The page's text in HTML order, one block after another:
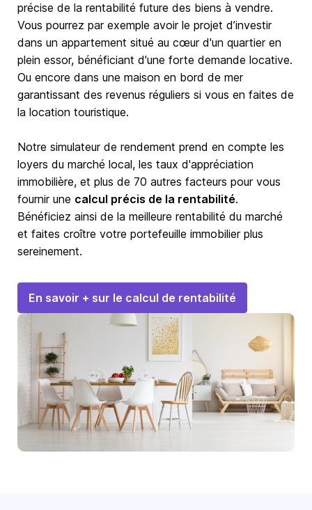
précise de la rentabilité future des biens à vendre.
Vous pourrez par exemple avoir le projet d’investir
dans un appartement situé au cœur d'un quartier en
plein essor, bénéficiant d'une forte demande locative.
Ou encore dans une maison en bord de mer
garantissant des revenus réguliers si vous en faites de
la location touristique.
Notre simulateur de rendement prend en compte les
loyers du marché local, les taux d'appréciation
immobilière, et plus de 70 autres facteurs pour vous
fournir une calcul précis de la rentabilité.
Bénéficiez ainsi de la meilleure rentabilité du marché
et faites croître votre portefeuille immobilier plus
sereinement.
En savoir + sur le calcul de rentabilité